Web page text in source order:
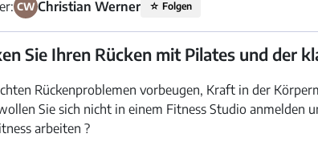
CW Christian Werner ☆ Folgen
Sie Ihren Rücken mit Pilates und der
Rückenproblemen vorbeugen, Kraft in der
Sie sich nicht in einem Fitness Studio anmelden
arbeiten ?